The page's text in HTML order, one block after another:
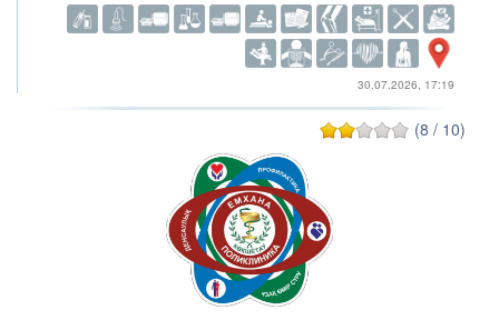
30.07.2026, 17:19
(8 / 10)